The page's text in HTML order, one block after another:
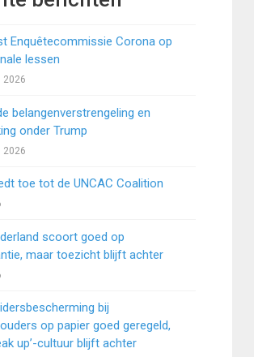
Enquêtecommissie Corona op
lessen
2026
belangenverstrengeling en
onder Trump
2026
toe tot de UNCAC Coalition
scoort goed op
maar toezicht blijft achter
bij
op papier goed geregeld,
up’-cultuur blijft achter